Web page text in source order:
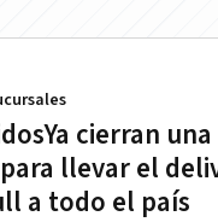
cierran
llevar el
a todo el país